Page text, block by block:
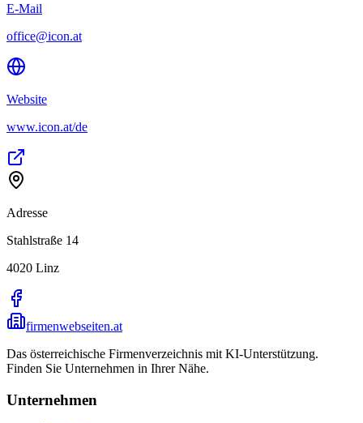
E-Mail
office@icon.at
Website
www.icon.at/de
Adresse
Stahlstraße 14
4020 Linz
firmenwebseiten.at
Das österreichische Firmenverzeichnis mit KI-Unterstützung.
Finden Sie Unternehmen in Ihrer Nähe.
Unternehmen